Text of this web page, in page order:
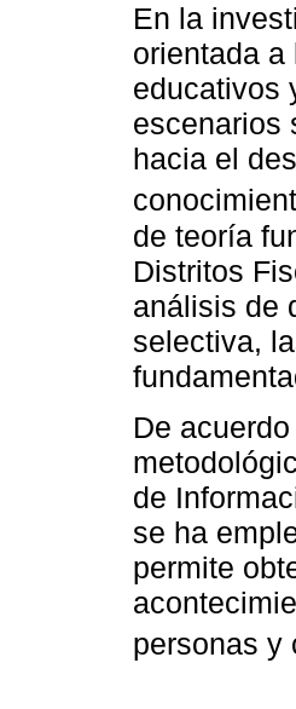
En la
orientada a
educativos
escenarios
hacia el
de teoría
Distritos
análisis de
selectiva,
De
de
se ha
permite
personas y